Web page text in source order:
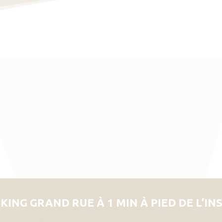
GRAND RUE À 1 MIN À PIED DE